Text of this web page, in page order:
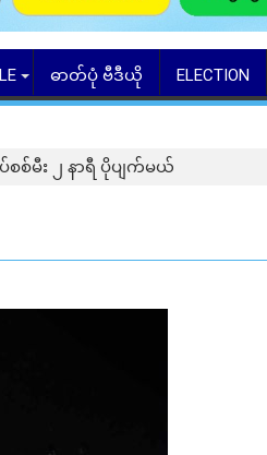
ဓာတ်ပုံ ဗီဒီယို ELECTION
မီး ၂ နာရီ ပိုပျက်မယ်